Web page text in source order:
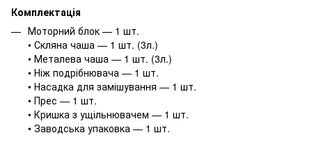
Комплектація
Моторний блок — 1 шт.
• Скляна чаша — 1 шт. (3л.)
• Металева чаша — 1 шт. (3л.)
• Ніж подрібнювача — 1 шт.
• Насадка для замішування — 1 шт.
• Прес — 1 шт.
• Кришка з ущільнювачем — 1 шт.
• Заводська упаковка — 1 шт.